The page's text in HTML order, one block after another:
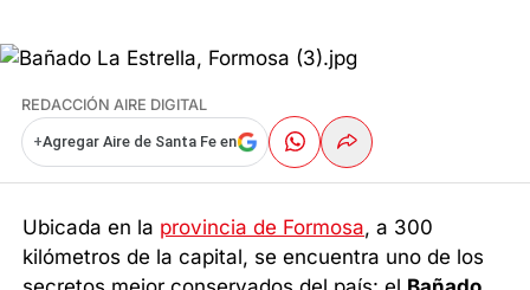
REDACCIÓN AIRE DIGITAL
+Agregar Aire de Santa Fe en
Ubicada en la provincia de Formosa, a 300
kilómetros de la capital, se encuentra uno de los